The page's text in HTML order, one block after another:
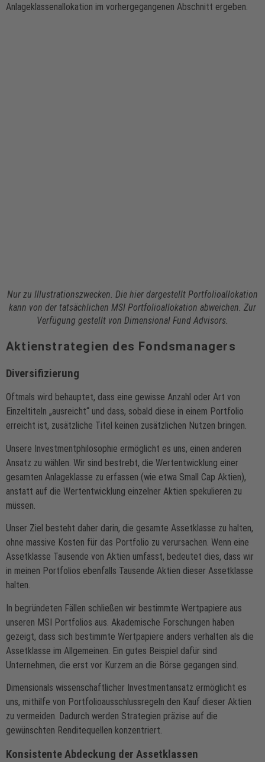
Anlageklassenallokation im vorhergegangenen Abschnitt ergeben.
Nur zu Illustrationszwecken. Die hier dargestellt Portfolioallokation
kann von der tatsächlichen MSI Portfolioallokation abweichen. Zur
Verfügung gestellt von Dimensional Fund Advisors.
Aktienstrategien des Fondsmanagers
Diversifizierung
Oftmals wird behauptet, dass eine gewisse Anzahl oder Art von
Einzeltiteln „ausreicht“ und dass, sobald diese in einem Portfolio
erreicht ist, zusätzliche Titel keinen zusätzlichen Nutzen bringen.
Unsere Investmentphilosophie ermöglicht es uns, einen anderen
Ansatz zu wählen. Wir sind bestrebt, die Wertentwicklung einer
gesamten Anlageklasse zu erfassen (wie etwa Small Cap Aktien),
anstatt auf die Wertentwicklung einzelner Aktien spekulieren zu
müssen.
Unser Ziel besteht daher darin, die gesamte Assetklasse zu halten,
ohne massive Kosten für das Portfolio zu verursachen. Wenn eine
Assetklasse Tausende von Aktien umfasst, bedeutet dies, dass wir
in meinen Portfolios ebenfalls Tausende Aktien dieser Assetklasse
halten.
In begründeten Fällen schließen wir bestimmte Wertpapiere aus
unseren MSI Portfolios aus. Akademische Forschungen haben
gezeigt, dass sich bestimmte Wertpapiere anders verhalten als die
Assetklasse im Allgemeinen. Ein gutes Beispiel dafür sind
Unternehmen, die erst vor Kurzem an die Börse gegangen sind.
Dimensionals wissenschaftlicher Investmentansatz ermöglicht es
uns, mithilfe von Portfolioausschlussregeln den Kauf dieser Aktien
zu vermeiden. Dadurch werden Strategien präzise auf die
gewünschten Renditequellen konzentriert.
Konsistente Abdeckung der Assetklassen